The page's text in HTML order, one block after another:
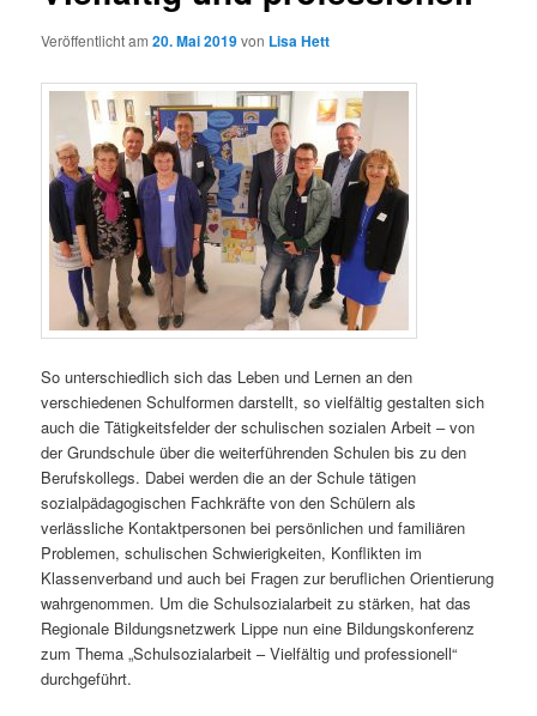
Veröffentlicht am20. Mai 2019von Lisa Hett
So unterschiedlich sich das Leben und Lernen an den
verschiedenen Schulformen darstellt, so vielfältig gestalten sich
auch die Tätigkeitsfelder der schulischen sozialen Arbeit – von
der Grundschule über die weiterführenden Schulen bis zu den
Berufskollegs. Dabei werden die an der Schule tätigen
sozialpädagogischen Fachkräfte von den Schülern als
verlässliche Kontaktpersonen bei persönlichen und familiären
Problemen, schulischen Schwierigkeiten, Konflikten im
Klassenverband und auch bei Fragen zur beruflichen Orientierung
wahrgenommen. Um die Schulsozialarbeit zu stärken, hat das
Regionale Bildungsnetzwerk Lippe nun eine Bildungskonferenz
zum Thema „Schulsozialarbeit – Vielfältig und professionell“
durchgeführt.